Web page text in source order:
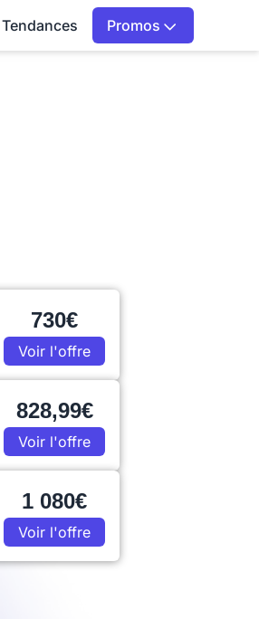
Tendances Promos
730€
Voir l'offre
828,99€
Voir l'offre
1 080€
Voir l'offre